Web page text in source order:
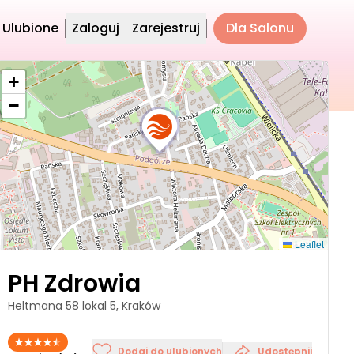
Ulubione Zaloguj Zarejestruj Dla Salonu
+
−
Leaflet
PH Zdrowia
Heltmana 58 lokal 5, Kraków
Dodaj do ulubionych Udostępnij